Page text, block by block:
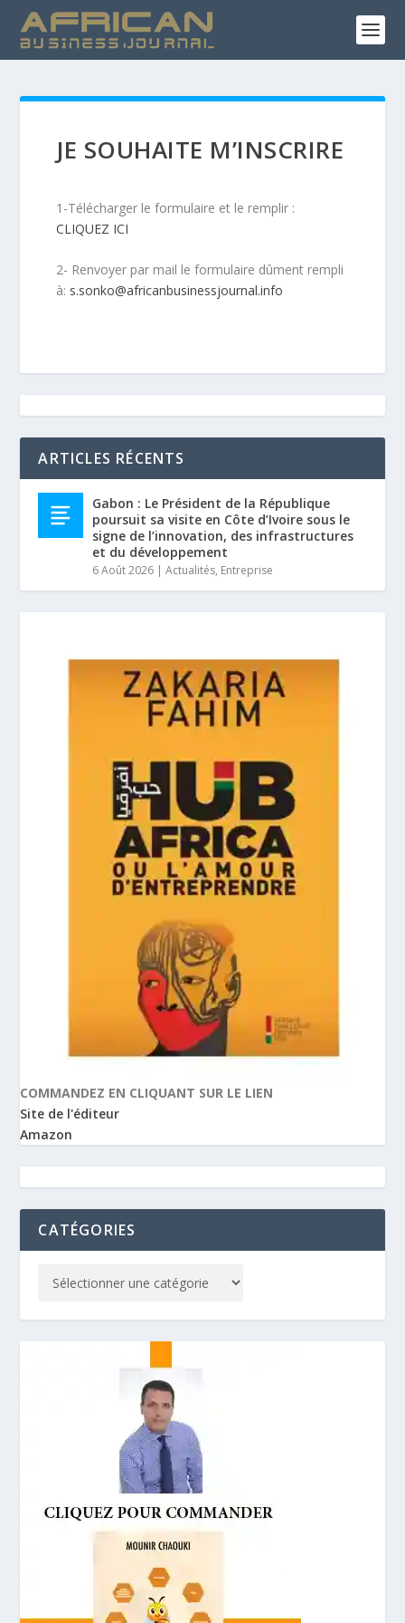
JE SOUHAITE M’INSCRIRE
1-Télécharger le formulaire et le remplir :
CLIQUEZ ICI
2- Renvoyer par mail le formulaire dûment rempli
à: s.sonko@africanbusinessjournal.info
ARTICLES RÉCENTS
Gabon : Le Président de la République
poursuit sa visite en Côte d’Ivoire sous le
signe de l’innovation, des infrastructures
et du développement
6 Août 2026 |Actualités, Entreprise
COMMANDEZ EN CLIQUANT SUR LE LIEN
Site de l'éditeur
Amazon
CATÉGORIES